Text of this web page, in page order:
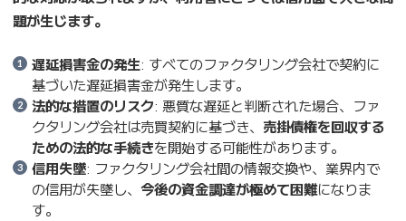
題が生じます。
遅延損害金の発生: すべてのファクタリング会社で契約に
基づいた遅延損害金が発生します。
法的な措置のリスク: 悪質な遅延と判断された場合、ファ
クタリング会社は売買契約に基づき、 売掛債権を回収する
ための法的な手続きを開始する可能性があります。
信用失墜: ファクタリング会社間の情報交換や、業界内で
の信用が失墜し、今後の資金調達が極めて困難になりま
す。